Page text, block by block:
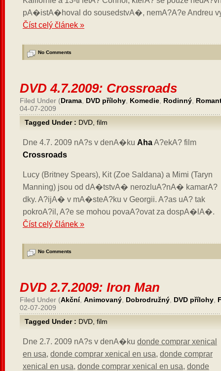
pA�istA�hoval do sousedstvA�, nemA?A?e Andreu
Číst celý článek »
No Comments
DVD 4.7.2009: Crossroads
Filed Under (Drama DVD přílohy Komedie Rodinný
04-07-2009
Tagged Under : DVD film
Dne 4.7. 2009 nA?s v denA�ku AhaA?ekA? film
Crossroads
Lucy (Britney Spears), Kit (Zoe Saldana) a Mimi (Taryn
Manning) jsou od dA�tstvA� nerozluA?nA� kamarA?
dky. A?ijA� v mA�steA?ku v Georgii. A?as uA? tak
pokroA?il, A?e se mohou povaA?ovat za dospA�lA�.
Číst celý článek »
No Comments
DVD 2.7.2009: Iron Man
Filed Under (Akční, Animovaný Dobrodružný DVD přílohy
02-07-2009
Tagged Under : DVD film
Dne 2.7. 2009 nA?s v denA�ku donde comprar xenical
en usa, donde comprar xenical en usa, donde comprar
xenical en usa, donde comprar xenical en usa, donde